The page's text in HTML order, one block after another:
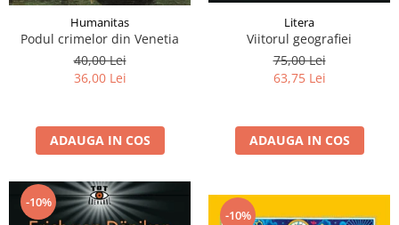
Humanitas
Podul crimelor din Venetia
40,00 Lei
36,00 Lei
ADAUGA IN COS
Litera
Viitorul geografiei
75,00 Lei
63,75 Lei
ADAUGA IN COS
-10%
-10%